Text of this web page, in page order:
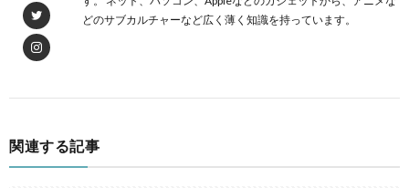
どのサブカルチャーなど広く薄く知識を持っています。
関連する記事